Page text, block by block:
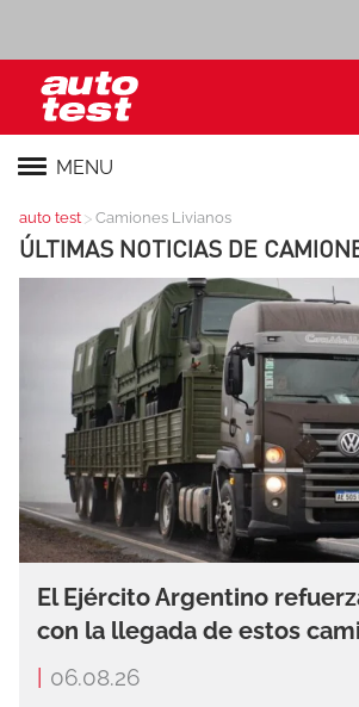
MENU
auto test > Camiones Livianos
ÚLTIMAS NOTICIAS DE
El Ejército Argentino
con la llegada de estos
06.08.26